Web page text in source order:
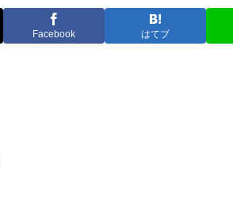
Facebook はてブ